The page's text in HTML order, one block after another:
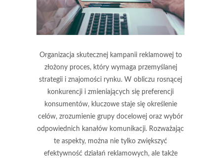
Organizacja skutecznej kampanii reklamowej to
złożony proces, który wymaga przemyślanej
strategii i znajomości rynku. W obliczu rosnącej
konkurencji i zmieniających się preferencji
konsumentów, kluczowe staje się określenie
celów, zrozumienie grupy docelowej oraz wybór
odpowiednich kanałów komunikacji. Rozważając
te aspekty, można nie tylko zwiększyć
efektywność działań reklamowych, ale także